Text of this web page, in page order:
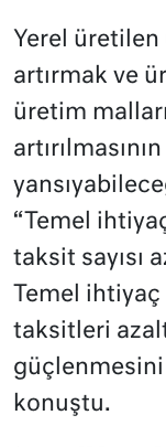
Yerel üretilen
artırmak ve
üretim
“Temel
taksit sayısı
Temel
taksitleri
güçlenmesini
konuştu.